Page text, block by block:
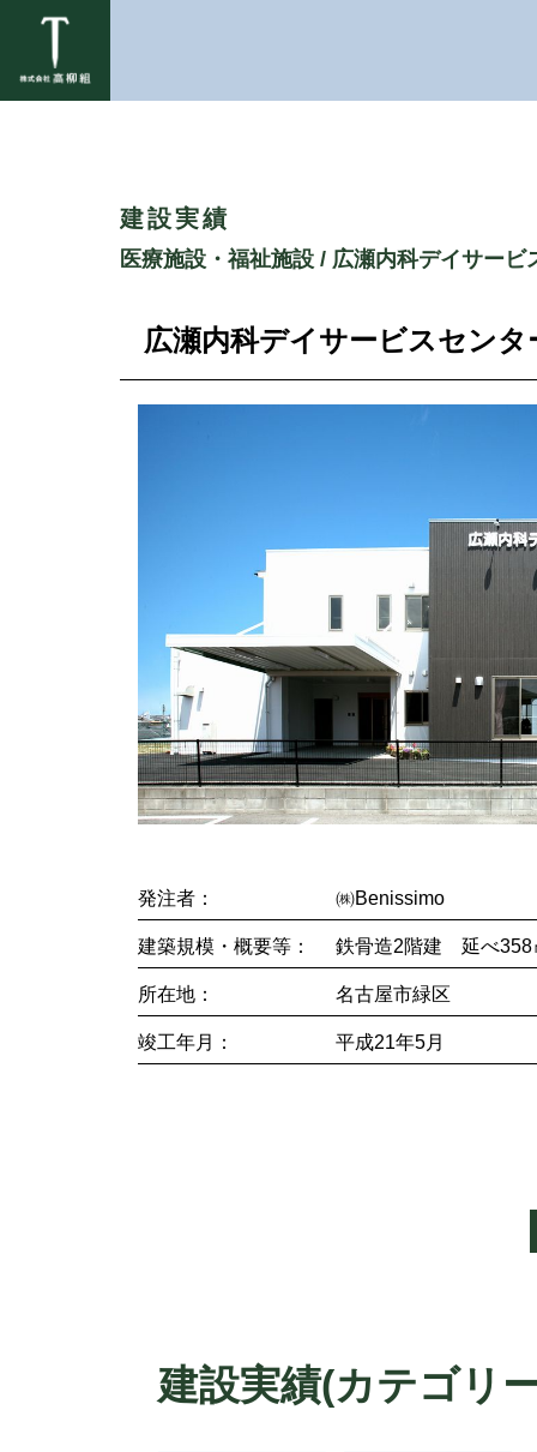
建設実績
医療施設・福祉施設/ 広瀬内科デイサー
広瀬内科デイサービスセン
発注者 ㈱Benissimo
建築規模・概要等 鉄骨造2階建 延べ358
所在地 名古屋市緑区
竣工年月 平成21年5月
建設実績(カテゴリ